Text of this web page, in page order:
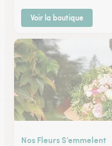
Voir la boutique
Nos Fleurs S’emmelent